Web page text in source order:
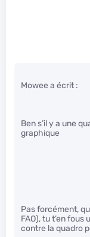
Mowee a écrit :
Ben s’il y a une
graphique
Pas forcément,
FAO), tu t’en
contre la quadro